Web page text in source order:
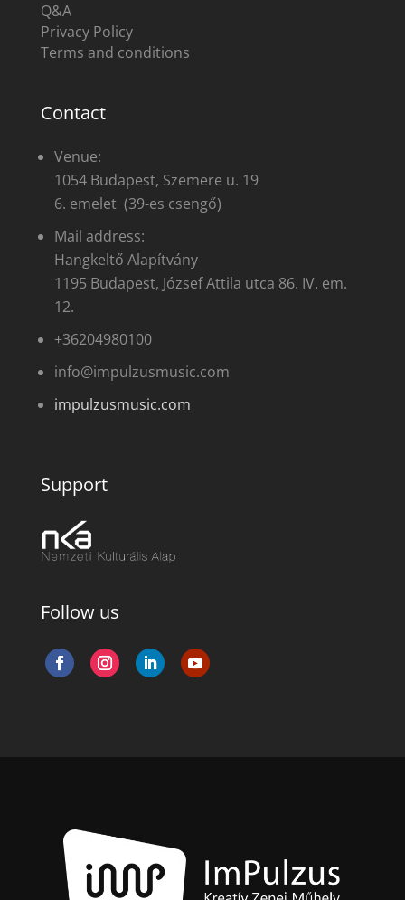
Q&A
Privacy Policy
Terms and conditions
Contact
Venue:
1054 Budapest, Szemere u. 19
6. emelet (39-es csengő)
Mail address:
Hangkeltő Alapítvány
1195 Budapest, József Attila utca 86. IV. em.
12.
+36204980100
info@impulzusmusic.com
impulzusmusic.com
Support
Follow us